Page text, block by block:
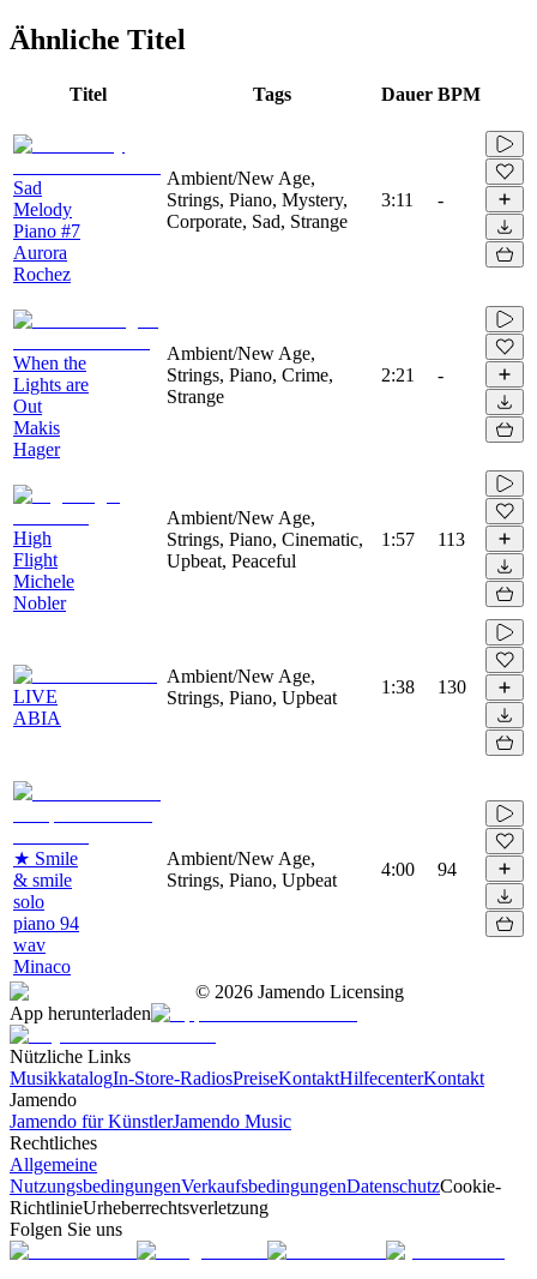
Ähnliche Titel
Titel Tags Dauer BPM
Sad
Melody
Piano #7
Aurora
Rochez
Ambient/New Age,
Strings, Piano, Mystery,
Corporate, Sad, Strange
3:11 -
When the
Lights are
Out
Makis
Hager
Ambient/New Age,
Strings, Piano, Crime,
Strange
2:21 -
High
Flight
Michele
Nobler
Ambient/New Age,
Strings, Piano, Cinematic,
Upbeat, Peaceful
1:57 113
LIVE
ABIA
Ambient/New Age,
Strings, Piano, Upbeat
1:38 130
★ Smile
& smile
solo
piano 94
wav
Minaco
Ambient/New Age,
Strings, Piano, Upbeat
4:00 94
© 2026 Jamendo Licensing
App herunterladen
Nützliche Links
MusikkatalogIn-Store-RadiosPreiseKontaktHilfecenterKontakt
Jamendo
Jamendo für KünstlerJamendo Music
Rechtliches
Allgemeine
NutzungsbedingungenVerkaufsbedingungenDatenschutzCookie-
RichtlinieUrheberrechtsverletzung
Folgen Sie uns